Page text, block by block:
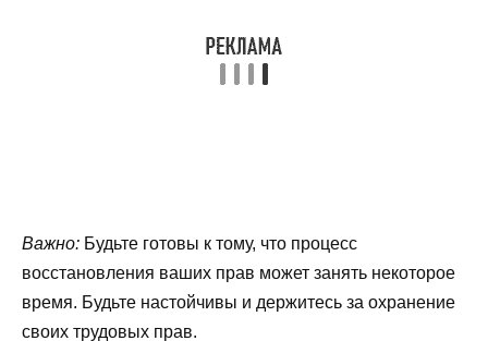
Важно: Будьте готовы к тому, что процесс
восстановления ваших прав может занять некоторое
время. Будьте настойчивы и держитесь за охранение
своих трудовых прав.